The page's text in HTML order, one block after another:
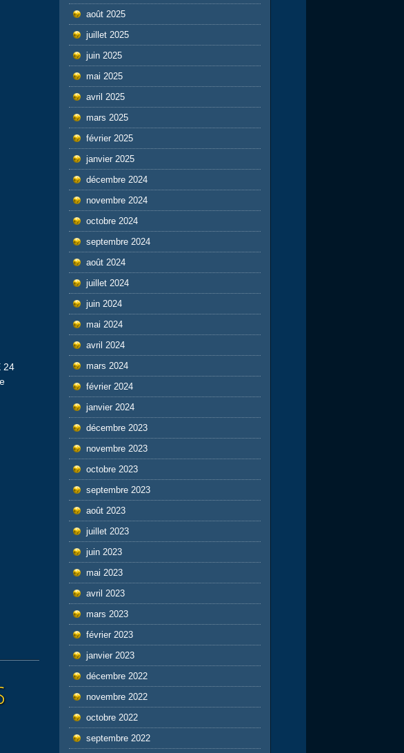
24
août 2025
juillet 2025
juin 2025
mai 2025
avril 2025
mars 2025
février 2025
janvier 2025
décembre 2024
novembre 2024
octobre 2024
septembre 2024
août 2024
juillet 2024
juin 2024
mai 2024
avril 2024
mars 2024
février 2024
janvier 2024
décembre 2023
novembre 2023
octobre 2023
septembre 2023
août 2023
juillet 2023
juin 2023
mai 2023
avril 2023
mars 2023
février 2023
janvier 2023
décembre 2022
novembre 2022
octobre 2022
septembre 2022